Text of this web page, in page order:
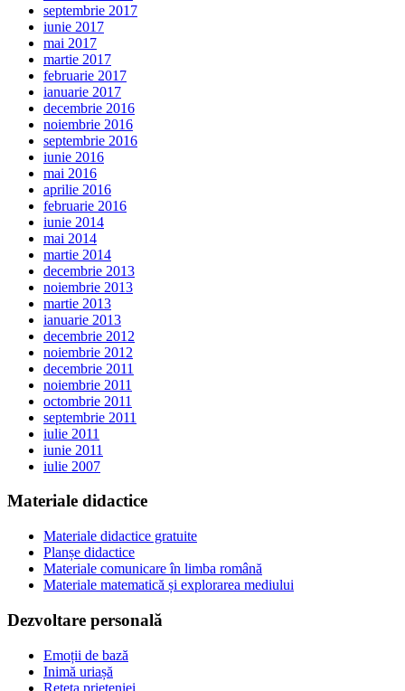
septembrie 2017
iunie 2017
mai 2017
martie 2017
februarie 2017
ianuarie 2017
decembrie 2016
noiembrie 2016
septembrie 2016
iunie 2016
mai 2016
aprilie 2016
februarie 2016
iunie 2014
mai 2014
martie 2014
decembrie 2013
noiembrie 2013
martie 2013
ianuarie 2013
decembrie 2012
noiembrie 2012
decembrie 2011
noiembrie 2011
octombrie 2011
septembrie 2011
iulie 2011
iunie 2011
iulie 2007
Materiale didactice
Materiale didactice gratuite
Planșe didactice
Materiale comunicare în limba română
Materiale matematică și explorarea mediului
Dezvoltare personală
Emoții de bază
Inimă uriașă
Rețeta prieteniei